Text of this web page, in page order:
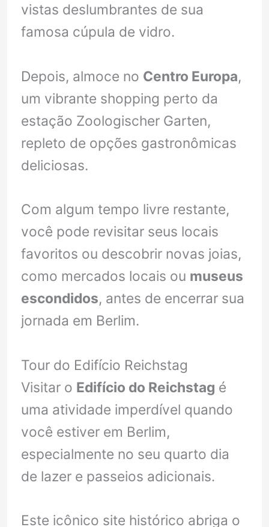
vistas deslumbrantes de sua
famosa cúpula de vidro.
Depois, almoce no Centro Europa,
um vibrante shopping perto da
estação Zoologischer Garten,
repleto de opções gastronômicas
deliciosas.
Com algum tempo livre restante,
você pode revisitar seus locais
favoritos ou descobrir novas joias,
como mercados locais ou museus
escondidos, antes de encerrar sua
jornada em Berlim.
Tour do Edifício Reichstag
Visitar o Edifício do Reichstag é
uma atividade imperdível quando
você estiver em Berlim,
especialmente no seu quarto dia
de lazer e passeios adicionais.
Este icônico site histórico abriga o